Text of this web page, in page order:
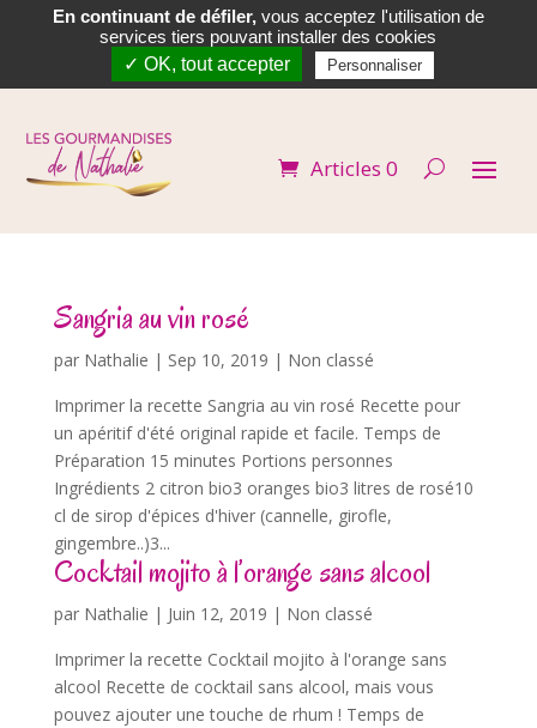
 
Articles 0
Sangria au vin rosé
par Nathalie | Sep 10, 2019 | Non classé
Imprimer la recette Sangria au vin rosé Recette pour
un apéritif d'été original rapide et facile. Temps de
Préparation 15 minutes Portions personnes
Ingrédients 2 citron bio3 oranges bio3 litres de rosé10
cl de sirop d'épices d'hiver (cannelle, girofle,
gingembre..)3...
Cocktail mojito à l’orange sans alcool
par Nathalie | Juin 12, 2019 | Non classé
Imprimer la recette Cocktail mojito à l'orange sans
alcool Recette de cocktail sans alcool, mais vous
pouvez ajouter une touche de rhum ! Temps de
En continuant de défiler,vous acceptez l'utilisation de
services tiers pouvant installer des cookies
✓ OK, tout accepter
Personnaliser